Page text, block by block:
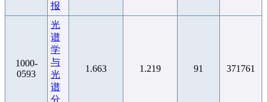
报
1000-
0593
光
谱
学
与
光
谱
分
1.663 1.219 91 371761